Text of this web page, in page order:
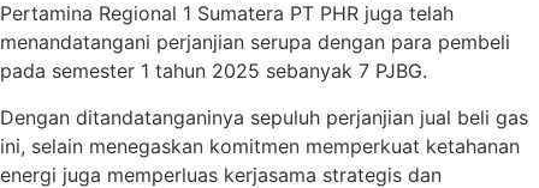
Pertamina Regional 1 Sumatera PT PHR juga telah
menandatangani perjanjian serupa dengan para pembeli
pada semester 1 tahun 2025 sebanyak 7 PJBG.
Dengan ditandatanganinya sepuluh perjanjian jual beli gas
ini, selain menegaskan komitmen memperkuat ketahanan
energi juga memperluas kerjasama strategis dan